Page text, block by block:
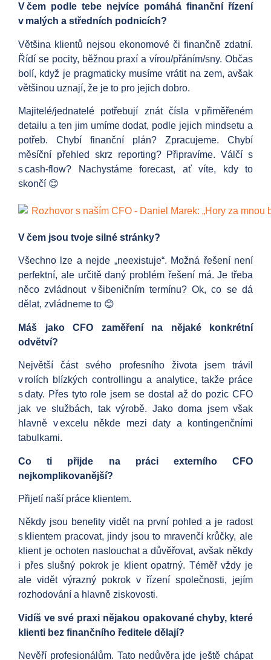
V čem podle tebe nejvíce pomáhá finanční řízení
v malých a středních podnicích?
Většina klientů nejsou ekonomové či finančně zdatní.
Řídí se pocity, běžnou praxí a vírou/přáním/sny. Občas
bolí, když je pragmaticky musíme vrátit na zem, avšak
většinou uznají, že je to pro jejich dobro.
Majitelé/jednatelé potřebují znát čísla v přiměřeném
detailu a ten jim umíme dodat, podle jejich mindsetu a
potřeb. Chybí finanční plán? Zpracujeme. Chybí
měsíční přehled skrz reporting? Připravíme. Válčí s
s cash-flow? Nachystáme forecast, ať víte, kdy to
skončí 😊
V čem jsou tvoje silné stránky?
Všechno lze a nejde „neexistuje“. Možná řešení není
perfektní, ale určitě daný problém řešení má. Je třeba
něco zvládnout v šibeničním termínu? Ok, co se dá
dělat, zvládneme to 😊
Máš jako CFO zaměření na nějaké konkrétní
odvětví?
Největší část svého profesního života jsem trávil
v rolích blízkých controllingu a analytice, takže práce
s daty. Přes tyto role jsem se dostal až do pozic CFO
jak ve službách, tak výrobě. Jako doma jsem však
hlavně v excelu někde mezi daty a kontingenčními
tabulkami.
Co ti přijde na práci externího CFO
nejkomplikovanější?
Přijetí naší práce klientem.
Někdy jsou benefity vidět na první pohled a je radost
s klientem pracovat, jindy jsou to mravenčí krůčky, ale
klient je ochoten naslouchat a důvěřovat, avšak někdy
i přes slušný pokrok je klient opatrný. Téměř vždy je
ale vidět výrazný pokrok v řízení společnosti, jejím
rozhodování a hlavně ziskovosti.
Vidíš ve své praxi nějakou opakované chyby, které
klienti bez finančního ředitele dělají?
Nevěří profesionálům. Tato nedůvěra jde ještě chápat